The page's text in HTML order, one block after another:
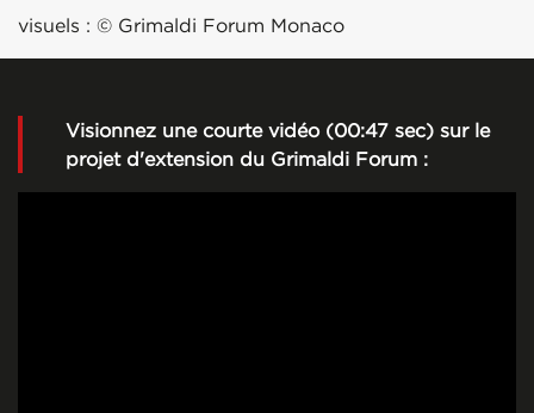
visuels : © Grimaldi Forum Monaco
Visionnez une courte vidéo (00:47 sec) sur le
projet d'extension du Grimaldi Forum :